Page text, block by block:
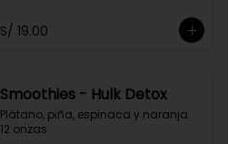
S/ 19.00
Smoothies - Hulk Detox
Plátano, piña, espinaca y naranja.
12 onzas